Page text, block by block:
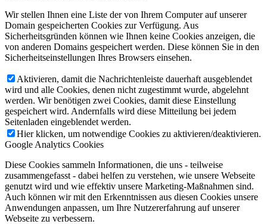
Wir stellen Ihnen eine Liste der von Ihrem Computer auf unserer
Domain gespeicherten Cookies zur Verfügung. Aus
Sicherheitsgründen können wie Ihnen keine Cookies anzeigen, die
von anderen Domains gespeichert werden. Diese können Sie in den
Sicherheitseinstellungen Ihres Browsers einsehen.
Aktivieren, damit die Nachrichtenleiste dauerhaft ausgeblendet
wird und alle Cookies, denen nicht zugestimmt wurde, abgelehnt
werden. Wir benötigen zwei Cookies, damit diese Einstellung
gespeichert wird. Andernfalls wird diese Mitteilung bei jedem
Seitenladen eingeblendet werden.
Hier klicken, um notwendige Cookies zu aktivieren/deaktivieren.
Google Analytics Cookies
Diese Cookies sammeln Informationen, die uns - teilweise
zusammengefasst - dabei helfen zu verstehen, wie unsere Webseite
genutzt wird und wie effektiv unsere Marketing-Maßnahmen sind.
Auch können wir mit den Erkenntnissen aus diesen Cookies unsere
Anwendungen anpassen, um Ihre Nutzererfahrung auf unserer
Webseite zu verbessern.